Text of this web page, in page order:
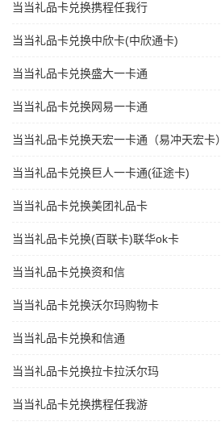
当当礼品卡兑换携程任我行
当当礼品卡兑换中欣卡(中欣通卡)
当当礼品卡兑换盛大一卡通
当当礼品卡兑换网易一卡通
当当礼品卡兑换天宏一卡通（易冲天宏卡）
当当礼品卡兑换巨人一卡通(征途卡)
当当礼品卡兑换美团礼品卡
当当礼品卡兑换(百联卡)联华ok卡
当当礼品卡兑换资和信
当当礼品卡兑换沃尔玛购物卡
当当礼品卡兑换和信通
当当礼品卡兑换拉卡拉沃尔玛
当当礼品卡兑换携程任我游